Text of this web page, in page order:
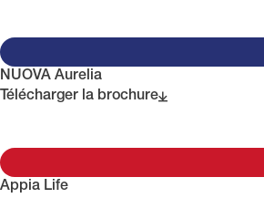
NUOVA Aurelia
Télécharger la brochure
Appia Life